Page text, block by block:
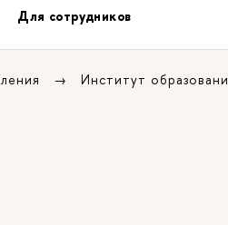
Для сотрудников
Институт